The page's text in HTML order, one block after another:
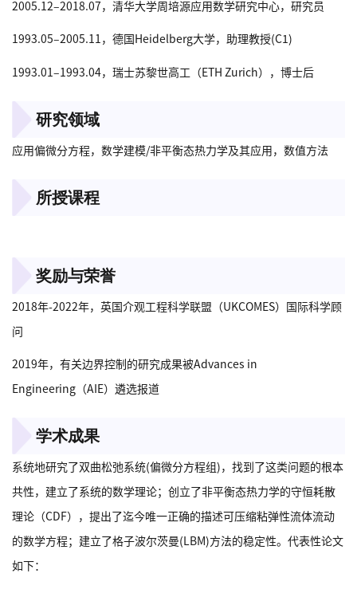
2005.12–2018.07，清华大学周培源应用数学研究中心，研究员
1993.05–2005.11，德国Heidelberg大学，助理教授(C1)
1993.01–1993.04，瑞士苏黎世高工（ETH Zurich），博士后
研究领域
应用偏微分方程，数学建模/非平衡态热力学及其应用，数值方法
所授课程
奖励与荣誉
2018年-2022年，英国介观工程科学联盟（UKCOMES）国际科学顾
问
2019年，有关边界控制的研究成果被Advances in
Engineering（AIE）遴选报道
学术成果
系统地研究了双曲松弛系统(偏微分方程组)，找到了这类问题的根本
共性，建立了系统的数学理论；创立了非平衡态热力学的守恒耗散
理论（CDF），提出了迄今唯一正确的描述可压缩粘弹性流体流动
的数学方程；建立了格子波尔茨曼(LBM)方法的稳定性。代表性论文
如下：